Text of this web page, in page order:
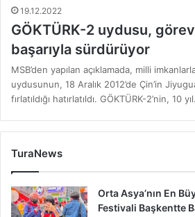
19.12.2022
GÖKTÜRK-2 uydusu,
başarıyla sürdürüyor
MSB’den yapılan açıklamada, milli
uydusunun, 18 Aralık 2012’de Çin’in
fırlatıldığı hatırlatıldı. GÖKTÜRK-2’nin, 10
TuraNews
Orta Asya’nın En
Festivali Başkentte